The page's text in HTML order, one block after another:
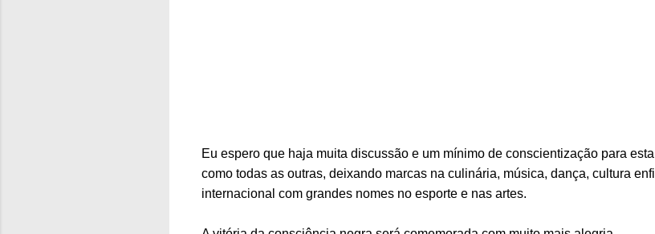
Eu espero que haja muita discussão e um mínimo de conscientização para
como todas as outras, deixando marcas na culinária, música, dança, cultura
internacional com grandes nomes no esporte e nas artes.